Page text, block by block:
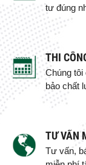
tư đúng
THI
Chúng tôi
bảo chất
TƯ VẤN
Tư vấn,